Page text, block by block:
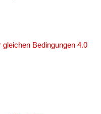
Bedingungen 4.0